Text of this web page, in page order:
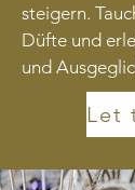
steigern.
Düfte und
und